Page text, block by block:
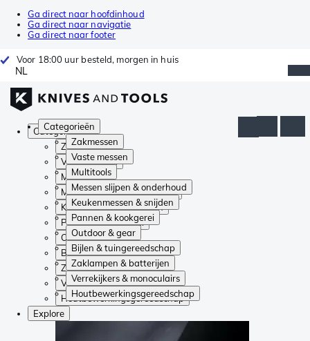
Ga direct naar hoofdinhoud
Ga direct naar navigatie
Ga direct naar footer
Voor 18:00 uur besteld, morgen in huis
NL
Categorieën
Zakmessen
Vaste messen
Multitools
Messen slijpen & onderhoud
Keukenmessen & snijden
Pannen & kookgerei
Outdoor & gear
Bijlen & tuingereedschap
Zaklampen & batterijen
Verrekijkers & monoculairs
Houtbewerkingsgereedschap
Categorieën
Zakmessen
Vaste messen
Multitools
Messen slijpen & onderhoud
Keukenmessen & snijden
Pannen & kookgerei
Outdoor & gear
Bijlen & tuingereedschap
Zaklampen & batterijen
Verrekijkers & monoculairs
Houtbewerkingsgereedschap
Explore